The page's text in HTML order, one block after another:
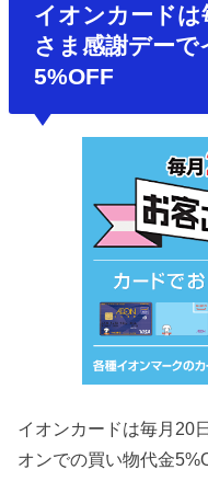
イオンカードは
さま感謝デー
5%OFF
イオンカードは毎月20
オンでの買い物代金